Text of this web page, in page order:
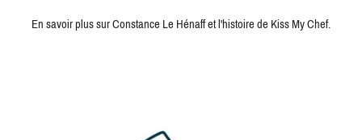
En savoir plus sur Constance Le Hénaff et l'histoire de Kiss My Chef.